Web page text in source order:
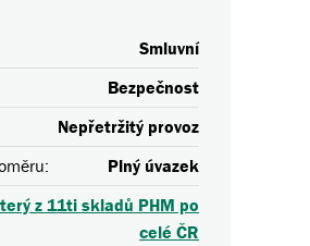
Smluvní
Bezpečnost
Nepřetržitý provoz
Plný úvazek
z 11ti skladů PHM po
celé ČR